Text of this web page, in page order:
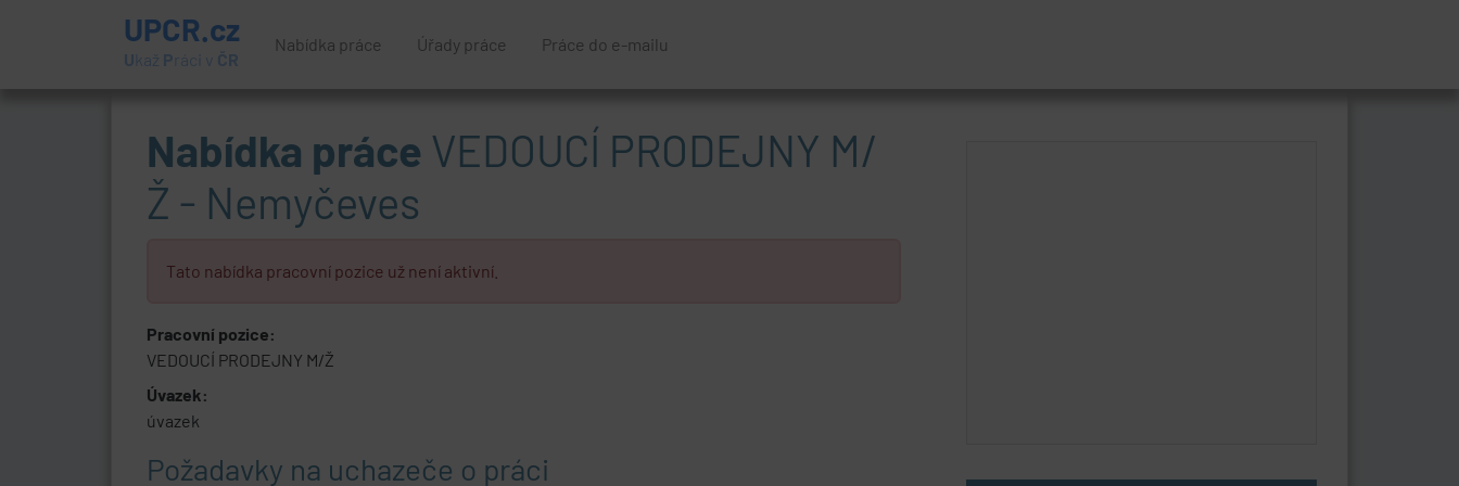
UPCR.cz
U kaž P ráci v ČR
Nabídka práce Úřady práce Práce do e-mailu
Nabídka práce VEDOUCÍ PRODEJNY M/
Ž - Nemyčeves
Tato nabídka pracovní pozice už není aktivní.
Pracovní pozice:
VEDOUCÍ PRODEJNY M/Ž
Úvazek:
úvazek
Požadavky na uchazeče o práci